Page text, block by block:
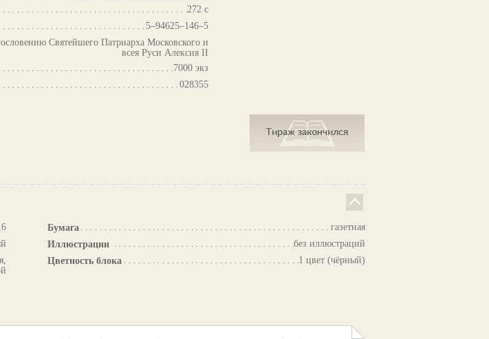
272 с
5–94625–146–5
Святейшего Патриарха Московского и
всея Руси Алексия II
7000 экз
028355
Бумага
газетная
Иллюстрации
без иллюстраций
Цветность блока
1 цвет (чёрный)